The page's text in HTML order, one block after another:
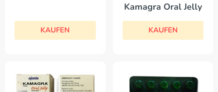
KAUFEN
Kamagra Oral Jelly
KAUFEN